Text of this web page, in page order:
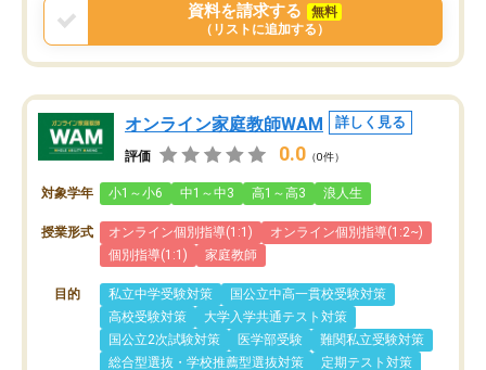
資料を請求する
無料
（リストに追加する）
オンライン家庭教師WAM 詳しく見る
評価 0.0 （0件）
対象学年 小1～小6 中1～中3 高1～高3 浪人生
授業形式 オンライン個別指導(1:1)
オンライン個別指導(1:2~)
個別指導(1:1)
家庭教師
目的 私立中学受験対策
国公立中高一貫校受験対策
高校受験対策
大学入学共通テスト対策
国公立2次試験対策
医学部受験
難関私立受験対策
総合型選抜・学校推薦型選抜対策
定期テスト対策